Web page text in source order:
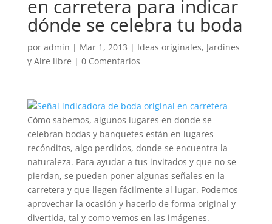
en carretera para indicar
dónde se celebra tu boda
por admin | Mar 1, 2013 | Ideas originales, Jardines
y Aire libre | 0 Comentarios
Cómo sabemos, algunos lugares en donde se
celebran bodas y banquetes están en lugares
recónditos, algo perdidos, donde se encuentra la
naturaleza. Para ayudar a tus invitados y que no se
pierdan, se pueden poner algunas señales en la
carretera y que llegen fácilmente al lugar. Podemos
aprovechar la ocasión y hacerlo de forma original y
divertida, tal y como vemos en las imágenes.